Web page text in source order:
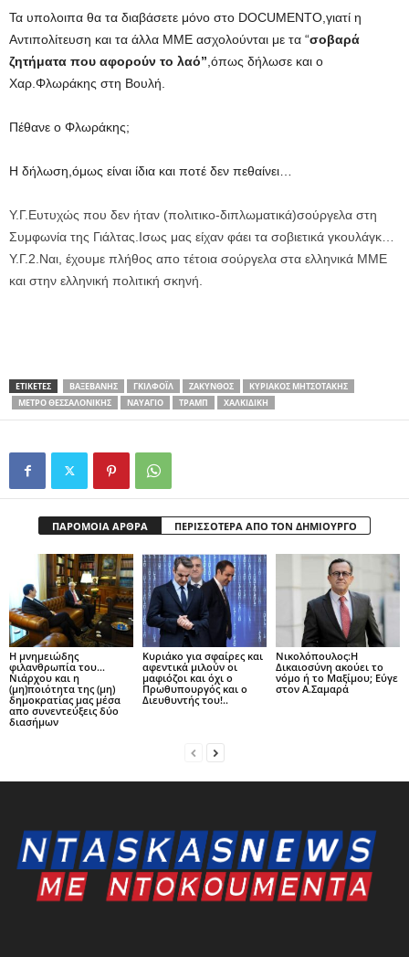
Τα υπολοιπα θα τα διαβάσετε μόνο στο DOCUMENTO,γιατί η
Αντιπολίτευση και τα άλλα ΜΜΕ ασχολούνται με τα “σοβαρά
ζητήματα που αφορούν το λαό” ,όπως δήλωσε και ο
Χαρ.Φλωράκης στη Βουλή.
Πέθανε ο Φλωράκης;
Η δήλωση,όμως είναι ίδια και ποτέ δεν πεθαίνει…
Υ.Γ.Ευτυχώς που δεν ήταν (πολιτικο-διπλωματικά)σούργελα στη
Συμφωνία της Γιάλτας.Ισως μας είχαν φάει τα σοβιετικά γκουλάγκ…
Υ.Γ.2.Ναι, έχουμε πλήθος απο τέτοια σούργελα στα ελληνικά ΜΜΕ
και στην ελληνική πολιτική σκηνή.
ΕΤΙΚΕΤΕΣ ΒΑΞΕΒΑΝΗΣ ΓΚΙΛΦΌΪΛ ΖΑΚΥΝΘΟΣ
ΚΥΡΙΑΚΟΣ ΜΗΤΣΟΤΑΚΗΣ
ΜΕΤΡΌ ΘΕΣΣΑΛΟΝΊΚΗΣ
ΝΑΥΆΓΙΟ ΤΡΑΜΠ ΧΑΛΚΙΔΙΚΉ
ΠΑΡΟΜΟΙΑ ΑΡΘΡΑ ΠΕΡΙΣΣΟΤΕΡΑ ΑΠΟ ΤΟΝ ΔΗΜΙΟΥΡΓΟ
Η μνημειώδης
φιλανθρωπία του…
Νιάρχου και η
(μη)ποιότητα της (μη)
δημοκρατίας μας μέσα
απο συνεντεύξεις δύο
διασήμων
Kυριάκο για σφαίρες και
αφεντικά μιλούν οι
μαφιόζοι και όχι o
Πρωθυπουργός και o
Διευθυντής του!..
Nικολόπουλος:Η
Δικαιοσύνη ακούει το
νόμο ή το Μαξίμου; Eύγε
στον Α.Σαμαρά